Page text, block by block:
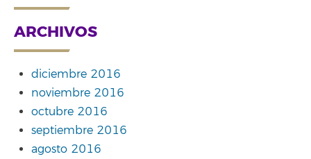
ARCHIVOS
diciembre 2016
noviembre 2016
octubre 2016
septiembre 2016
agosto 2016